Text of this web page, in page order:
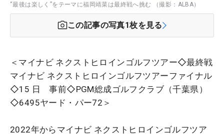
“最後は楽しく”をテーマに福岡靖菜は最終戦へ挑む （撮影：ALBA）
この記事の写真1枚を見る
＜マイナビ ネクストヒロインゴルフツアー◇最終戦
マイナビ ネクストヒロインゴルフツアーファイナル
◇15 日 事前◇PGM総成ゴルフクラブ（千葉県）
◇6495ヤード・パー72＞
2022年からマイナビ ネクストヒロインゴルフツア